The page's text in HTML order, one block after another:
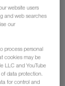
website users
and web searches
our
process personal
cookies may be
LLC and YouTube
data protection.
for control and